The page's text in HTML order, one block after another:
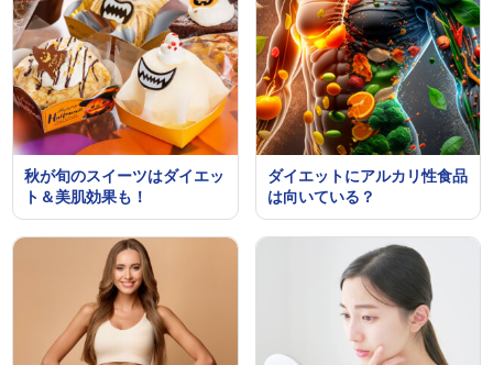
秋が旬のスイーツはダイエッ
ト＆美肌効果も！
ダイエットにアルカリ性食品
は向いている？